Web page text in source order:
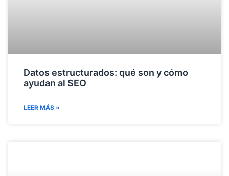
Datos estructurados: qué son y cómo
ayudan al SEO
LEER MÁS »